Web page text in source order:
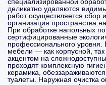
деликатно удаляются
работ осуществляется сбор
организация пространства
При обработке напольных
сертифицированные
профессионального уровня.
мебели — как корпусной, так
акцентом на
проходят комплексную
керамика,
туалеты. Наружная очистка